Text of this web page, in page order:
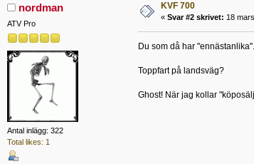
nordman
ATV Pro
Antal inlägg: 322
Total likes: 1
KVF 700
« Svar #2 skrivet: 18
Du som då har "ennästanlika".
Toppfart på landsväg?
Ghost! När jag kollar